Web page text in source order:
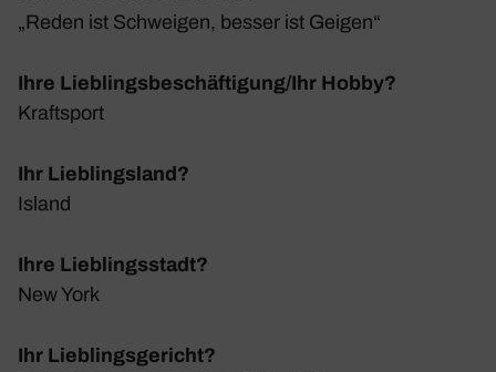
„Reden ist Schweigen, besser ist Geigen“
Ihre Lieblingsbeschäftigung/Ihr Hobby?
Kraft­sport
Ihr Lieblingsland?
Island
Ihre Lieblingsstadt?
New York
Ihr Lieblingsgericht?